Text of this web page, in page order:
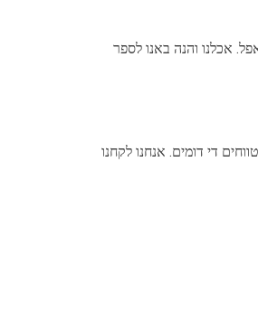
אכלנו והנה באנו לספר
די דומים. אנחנו לקחנו